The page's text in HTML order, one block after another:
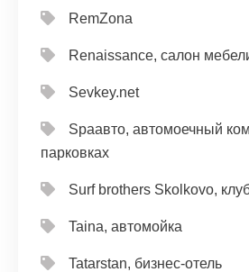
RemZona
Renaissance, салон
Sevkey.net
Spaавто, автомоечный
парковках
Surf brothers Skolkovo,
Taina, автомойка
Tatarstan, бизнес-отель